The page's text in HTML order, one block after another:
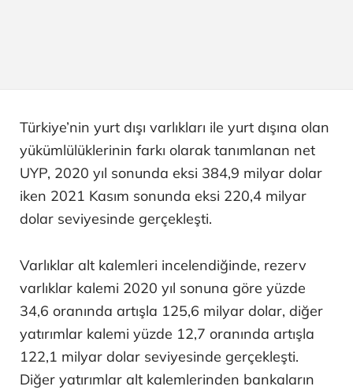
Türkiye’nin yurt dışı varlıkları ile yurt dışına olan
yükümlülüklerinin farkı olarak tanımlanan net
UYP, 2020 yıl sonunda eksi 384,9 milyar dolar
iken 2021 Kasım sonunda eksi 220,4 milyar
dolar seviyesinde gerçekleşti.
Varlıklar alt kalemleri incelendiğinde, rezerv
varlıklar kalemi 2020 yıl sonuna göre yüzde
34,6 oranında artışla 125,6 milyar dolar, diğer
yatırımlar kalemi yüzde 12,7 oranında artışla
122,1 milyar dolar seviyesinde gerçekleşti.
Diğer yatırımlar alt kalemlerinden bankaların